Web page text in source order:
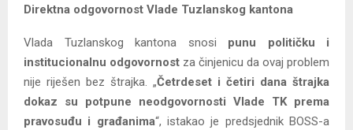
Direktna odgovornost Vlade Tuzlanskog kantona
Vlada Tuzlanskog kantona snosi punu političku i
institucionalnu odgovornost za činjenicu da ovaj problem
nije riješen bez štrajka. „Četrdeset i četiri dana štrajka
dokaz su potpune neodgovornosti Vlade TK prema
pravosuđu i građanima“, istakao je predsjednik BOSS-a